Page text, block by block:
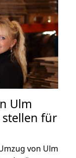
Ulm
für
von Ulm